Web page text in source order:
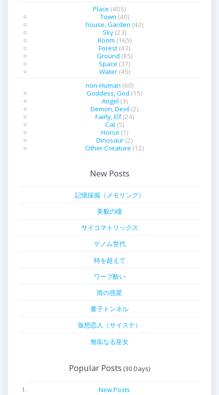
Place (405)
Town (40)
house, Garden (42)
Sky (23)
Room (165)
Forest (43)
Ground (85)
Space (37)
Water(45)
non-Human (60)
Goddess, God (15)
Angel (3)
Demon, Devil (2)
Fairly, Elf(24)
Cat(5)
Horse (1)
Dinosaur (2)
Other Creature (12)
New Posts
記憶採掘（メモリング）
美貌の瞳
サイコマトリックス
ゲノム世代
時を超えて
ワープ酔い
雨の惑星
量子トンネル
仮想恋人（サイステ）
無垢なる巫女
Popular Posts
New Posts